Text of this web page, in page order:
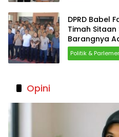
DPRD Babel
Timah Sitaan
Barangnya
Politik &
Opini